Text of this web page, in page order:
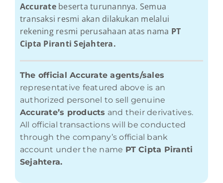
Accuratebeserta turunannya. Semua
transaksi resmi akan dilakukan melalui
rekening resmi perusahaan atas nama PT
Cipta Piranti Sejahtera.
The official Accurate agents/sales
representative featured above is an
authorized personel to sell genuine
Accurate’s products and their derivatives.
All official transactions will be conducted
through the company’s official bank
account under the name PT Cipta Piranti
Sejahtera.